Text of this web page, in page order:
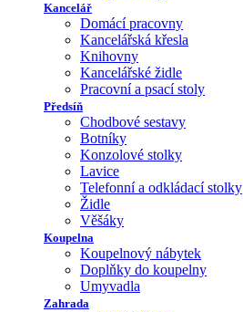
Kancelář
Domácí pracovny
Kancelářská křesla
Knihovny
Kancelářské židle
Pracovní a psací stoly
Předsíň
Chodbové sestavy
Botníky
Konzolové stolky
Lavice
Telefonní a odkládací stolky
Židle
Věšáky
Koupelna
Koupelnový nábytek
Doplňky do koupelny
Umyvadla
Zahrada